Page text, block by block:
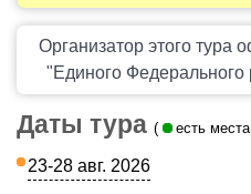
Организатор этого тура
"Единого Федерального
Даты тура ( есть места
23-28 авг. 2026